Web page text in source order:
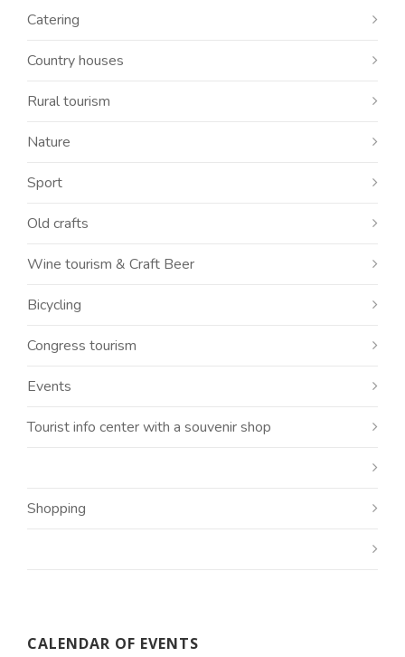
Catering
Country houses
Rural tourism
Nature
Sport
Old crafts
Wine tourism & Craft Beer
Bicycling
Congress tourism
Events
Tourist info center with a souvenir shop
Shopping
CALENDAR OF EVENTS